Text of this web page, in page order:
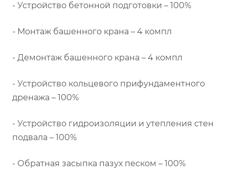
- Устройство бетонной подготовки – 100%
- Монтаж башенного крана – 4 компл
- Демонтаж башенного крана – 4 компл
- Устройство кольцевого прифундаментного
дренажа – 100%
- Устройство гидроизоляции и утепления стен
подвала – 100%
- Обратная засыпка пазух песком – 100%